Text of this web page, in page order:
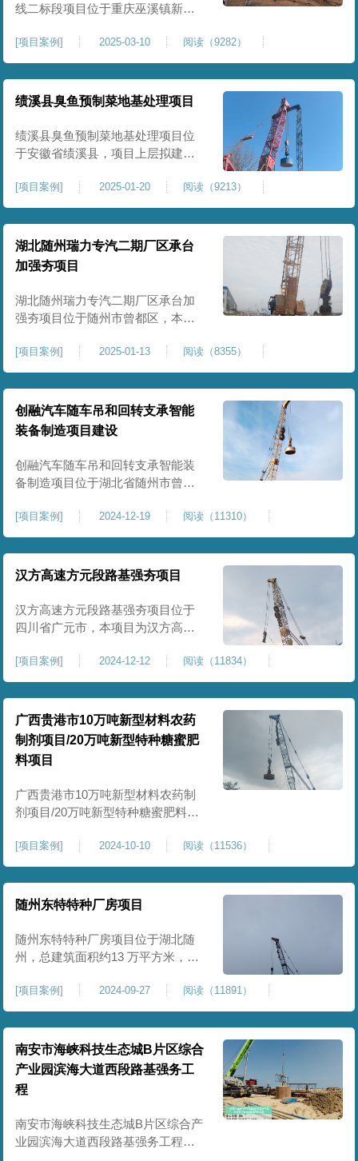
线二标段项目位于重庆巫溪镇新建
形成，回填完成，强夯施工一次，
极大考验我司与土方单位交叉施工
能力。每标段强夯施工完成，现场
工程师组织三方验收一次，确认工
施工质量，确保工程整体质量。在
施工过程中我司严格按照设计规范
[项目案例] 2025-03-10 阅读（9282）
绩溪县臭鱼预制菜地基处理项目
绩溪县臭鱼预制菜地基处理项目位
于安徽省绩溪县，项目上层拟建生
米。本项目场地后续使用要求较
高，设计拟采用大夯击能进行场地
地基加固处理，我司配备FW5000A
大型强夯机一台，并配备28m龙门架
一幅辅助高能级强夯施工，配备
85T，直径为2m，高度为2.2m的柱
锤一个，柱锤接地面积更小，强夯
穿透
[项目案例] 2025-01-20 阅读（9213）
湖北随州瑞力专汽二期厂区承台
加强夯项目
湖北随州瑞力专汽二期厂区承台加
强夯项目位于随州市曾都区，本项
要求采用强夯置换工艺进行加固处
理，要求经处理深度不小于8米，地
基承载力不小于180Kpa，该项目场
地周边已有建筑物，且本项目采用
夯击能较大，夯击次数较多，为确
保场地临近建筑物安全性，我司在
临近建筑物的场地界限开挖减震沟
[项目案例] 2025-01-13 阅读（8355）
创融汽车随车吊和回转支承智能
装备制造项目建设
创融汽车随车吊和回转支承智能装
备制造项目位于湖北省随州市曾都
套设置，本次对主要对项目生产车
间区域进行强夯施工，面积约为
20000平方米，要求经强夯后地基承
载力不低于140Kpa。康尚强夯公司
场，设备型号为ZRYG3500C，施工
作业人员按照设计严格施工。
[项目案例] 2024-12-19 阅读（11310）
汉方高速方元段路基强夯项目
汉方高速方元段路基强夯项目位于
四川省广元市，本项目为汉方高速
240000平方米，施工周期长，待路
基回填达到设计标高后，强夯施工
一次。我司于土方单位交叉作业。
康尚强夯公司于2024年10月20日安
排设备人员进场，按照图纸设计施
工。
[项目案例] 2024-12-12 阅读（11834）
广西贵港市10万吨新型材料农药
制剂项目/20万吨新型特种糖蜜肥
料项目
广西贵港市10万吨新型材料农药制
剂项目/20万吨新型特种糖蜜肥料项
期施工，一期为10万吨新型材料农
药制剂项目施工，二期为20万吨新
型特种糖蜜肥料项目，两期项目都
采用基础承台加强夯和普通强夯施
使用要求，单独对基础承台位置地
基进行置换加强夯，其他区域采用
[项目案例] 2024-10-10 阅读（11536）
随州东特特种厂房项目
随州东特特种厂房项目位于湖北随
州，总建筑面积约13 万平方米，为
载力与均匀性要求严苛。项目于
2024 年 9 月正式开工，地基处理采
用高能级强夯施工工艺，通过大吨
位重锤动力固结，全面提升场地密
实度与承载性能，满足重载车间、
设备基础与行车轨道的长期稳定运
行要求。项目严格遵循强夯地基处
[项目案例] 2024-09-27 阅读（11891）
南安市海峡科技生态城B片区综合
产业园滨海大道西段路基强务工
程
南安市海峡科技生态城B片区综合产
业园滨海大道西段路基强务工程位